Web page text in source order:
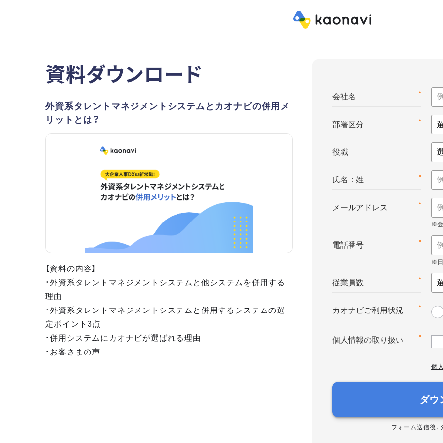
資料ダウンロード
外資系タレントマネジメントシステムとカオナビの併用メ
リットとは？
【資料の内容】
・外資系タレントマネジメントシステムと他システムを併用する
理由
・外資系タレントマネジメントシステムと併用するシステムの選
定ポイント3点
・併用システムにカオナビが選ばれる理由
・お客さまの声
*
会社名
*
部署区分
役職
*
氏名：姓
*
メールアドレス
*
電話番号
*
従業員数
*
カオナビご利用状況
*
個人情報の取り扱い
個
ダウ
フォーム送信後